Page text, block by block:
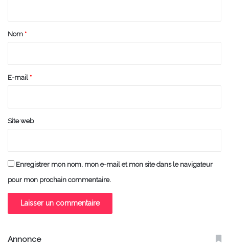
a
e
Nom *
E-mail *
Site web
Enregistrer mon nom, mon e-mail et mon site dans le navigateur
pour mon prochain commentaire.
Annonce